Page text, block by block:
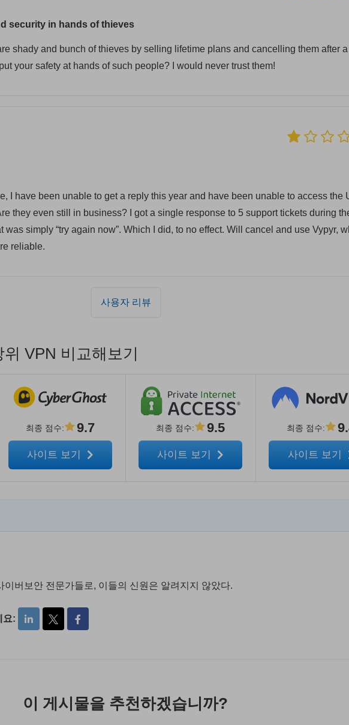
security in hands of thieves
shady and bunch of thieves by selling lifetime plans and cancelling them after a
your safety at hands of such people? I would never trust them!
I have been unable to get a reply this year and have been unable to access the
they even still in business? I got a single response to 5 support tickets during
was simply “try again now”. Which I did, to no effect. Will cancel and use Vypyr,
reliable.
사용자 리뷰
VPN 비교해보기
최종 점수: 9.7
사이트 보기
최종 점수: 9.5
사이트 보기
최종 점수:
사이트 보기
이버보안 전문가들로, 이들의 신원은 알려지지 않았다.
요:
이 게시물을 추천하겠습니까?